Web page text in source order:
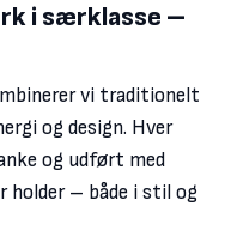
i særklasse –
vi traditionelt
og design. Hver
og udført med
holder – både i stil og